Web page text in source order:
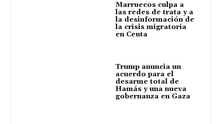
Marruecos culpa a
las redes de trata y a
la desinformación de
la crisis migratoria
en Ceuta
Trump anuncia un
acuerdo para el
desarme total de
Hamás y una nueva
gobernanza en Gaza